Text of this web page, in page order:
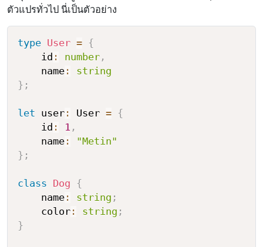
ตัวแปรทั่วไป นี่เป็นตัวอย่าง
type User =
{
    id
: number,
    name
:
string
} ;
let user: User =
{
    id
: 1 ,
    name
:
"Metin"
} ;
class Dog
{
    name
: string ;
    color
: string ;
}